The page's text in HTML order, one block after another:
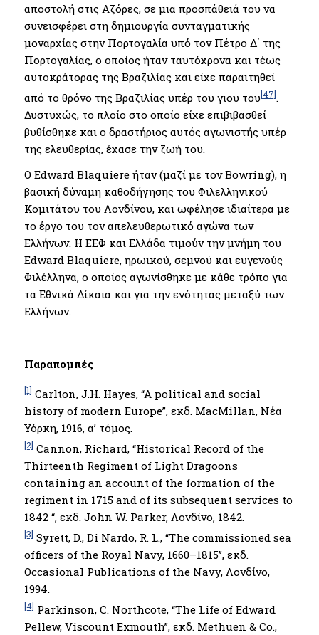
αποστολή στις Αζόρες, σε μια προσπάθειά του να
συνεισφέρει στη δημιουργία συνταγματικής
μοναρχίας στην Πορτογαλία υπό τον Πέτρο Δ΄ της
Πορτογαλίας, ο οποίος ήταν ταυτόχρονα και τέως
αυτοκράτορας της Βραζιλίας και είχε παραιτηθεί
από το θρόνο της Βραζιλίας υπέρ του γιου του[47].
Δυστυχώς, το πλοίο στο οποίο είχε επιβιβασθεί
βυθίσθηκε και ο δραστήριος αυτός αγωνιστής υπέρ
της ελευθερίας, έχασε την ζωή του.
Ο Edward Blaquiere ήταν (μαζί με τον Bowring), η
βασική δύναμη καθοδήγησης του Φιλελληνικού
Κομιτάτου του Λονδίνου, και ωφέλησε ιδιαίτερα με
το έργο του τον απελευθερωτικό αγώνα των
Ελλήνων. Η ΕΕΦ και Ελλάδα τιμούν την μνήμη του
Edward Blaquiere, ηρωικού, σεμνού και ευγενούς
Φιλέλληνα, ο οποίος αγωνίσθηκε με κάθε τρόπο για
τα Εθνικά Δίκαια και για την ενότητας μεταξύ των
Ελλήνων.
Παραπομπές
[1] Carlton, J.H. Hayes, “A political and social
history of modern Europe’’, εκδ. MacMillan, Νέα
Υόρκη, 1916, α’ τόμος.
[2] Cannon, Richard, “Historical Record of the
Thirteenth Regiment of Light Dragoons
containing an account of the formation of the
regiment in 1715 and of its subsequent services to
1842 “, εκδ. John W. Parker, Λονδίνο, 1842.
[3] Syrett, D., Di Nardo, R. L., “The commissioned sea
officers of the Royal Navy, 1660–1815’’, εκδ.
Occasional Publications of the Navy, Λονδίνο,
1994.
[4] Parkinson, C. Northcote, “The Life of Edward
Pellew, Viscount Exmouth”, εκδ. Methuen & Co.,